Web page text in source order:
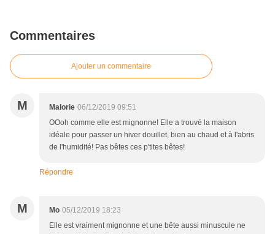
Commentaires
Ajouter un commentaire
M Malorie 06/12/2019 09:51
OOoh comme elle est mignonne! Elle a trouvé la maison
idéale pour passer un hiver douillet, bien au chaud et à l'abris
de l'humidité! Pas bêtes ces p'tites bêtes!
Répondre
M Mo 05/12/2019 18:23
Elle est vraiment mignonne et une bête aussi minuscule ne